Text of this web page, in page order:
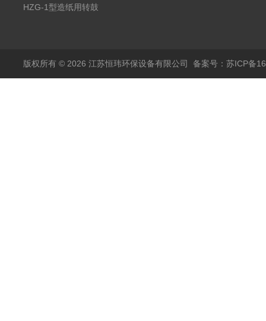
HZG-1型造纸用转鼓
版权所有 © 2026 江苏恒玮环保设备有限公司 备案号：苏ICP备